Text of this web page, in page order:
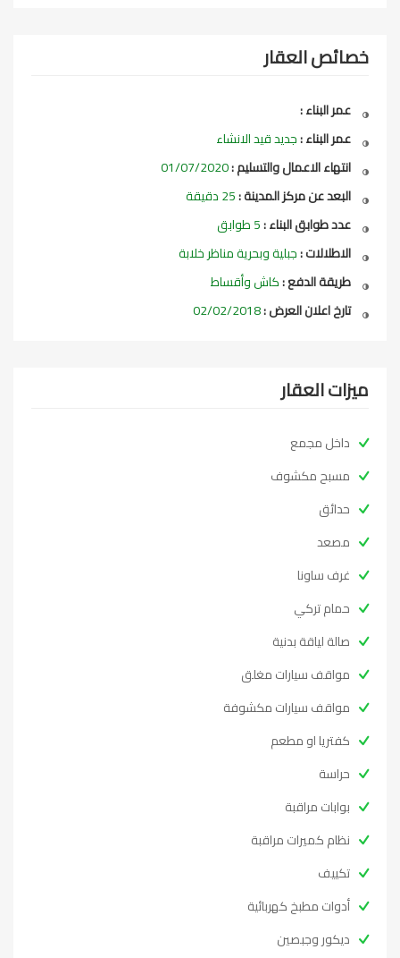
خصائص العقار
عمر البناء :
عمر البناء :جديد قيد الانشاء
انتهاء الاعمال والتسليم :
البعد عن مركز المدينة :
عدد طوابق البناء :
الاطلالات :جبلية وبحرية مناظر خلابة
طريقة الدفع :كاش وأقساط
تارخ اعلان العرض :
ميزات العقار
داخل مجمع
مسبح مكشوف
حدائق
مصعد
غرف ساونا
حمام تركي
صالة لياقة بدنية
مواقف سيارات مغلق
مواقف سيارات مكشوفة
كفتريا او مطعم
حراسة
بوابات مراقبة
نظام كميرات مراقبة
تكييف
أدوات مطبخ كهربائية
ديكور وجبصين